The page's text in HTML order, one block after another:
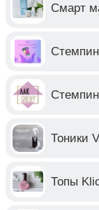
Смарт
Тоники
Топы